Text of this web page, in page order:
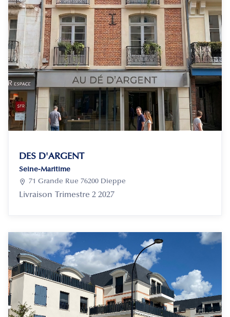
DES D'ARGENT
Seine-Maritime

71 Grande Rue 76200 Dieppe
Livraison Trimestre 2 2027